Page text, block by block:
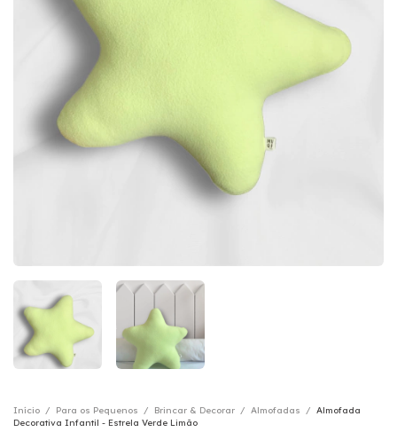
Início / Para os Pequenos / Brincar & Decorar / Almofadas / Almofada
Decorativa Infantil - Estrela Verde Limão